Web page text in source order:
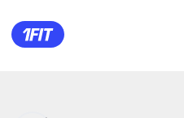
Өз қолыма